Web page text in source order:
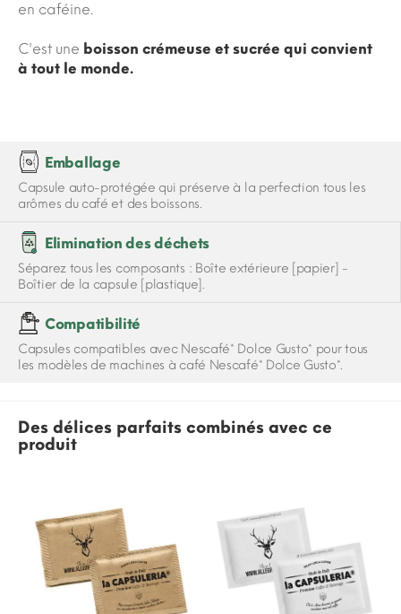
en caféine.
C'est une boisson crémeuse et sucrée qui convient
à tout le monde.
Emballage
Capsule auto-protégée qui préserve à la perfection tous les
arômes du café et des boissons.
Elimination des déchets
Séparez tous les composants : Boîte extérieure [papier] -
Boîtier de la capsule [plastique].
Compatibilité
Capsules compatibles avec Nescafé* Dolce Gusto* pour tous
les modèles de machines à café Nescafé* Dolce Gusto*.
Des délices parfaits combinés avec ce
produit